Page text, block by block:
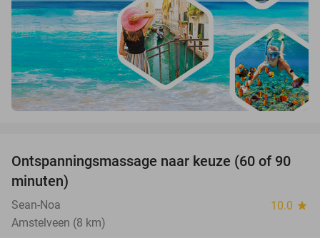
40%
Ontspanningsmassage naar keuze (60 of 90
minuten)
Sean-Noa 10.0 star
Amstelveen (8 km)